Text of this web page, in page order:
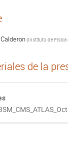
(
de la